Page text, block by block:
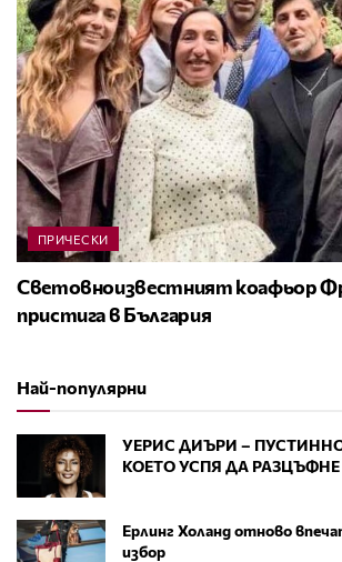
ПРИЧЕСКИ
Световноизвестният коафьор
пристига в България
Най-популярни
УЕРИС ДИЪРИ –
КОЕТО УСПЯ ДА РАЗЦЪФНЕ
Ерлинг Холанд отново
избор